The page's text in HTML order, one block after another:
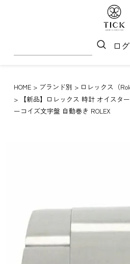
ロ
HOME ブランド別
ロレックス（
【新品】ロレックス 時計 オイスタ
ーコイズ文字盤 自動巻き ROLEX